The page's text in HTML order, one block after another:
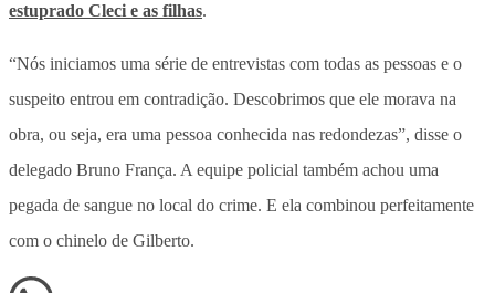
estuprado Cleci e as filhas.
“Nós iniciamos uma série de entrevistas com todas as pessoas e o
suspeito entrou em contradição. Descobrimos que ele morava na
obra, ou seja, era uma pessoa conhecida nas redondezas”, disse o
delegado Bruno França. A equipe policial também achou uma
pegada de sangue no local do crime. E ela combinou perfeitamente
com o chinelo de Gilberto.